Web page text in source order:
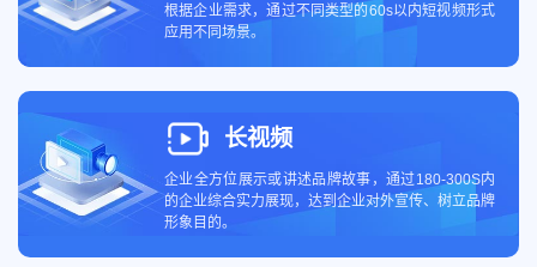
根据企业需求，通过不同类型的60s以内短视频形式
应用不同场景。
长视频
企业全方位展示或讲述品牌故事，通过180-300S内
的企业综合实力展现，达到企业对外宣传、树立品牌
形象目的。